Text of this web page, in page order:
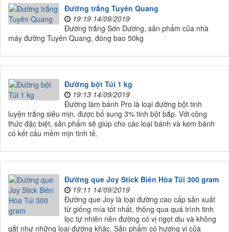
Đường trắng Tuyên Quang
19:19 14/09/2019
Đường trắng Sơn Dương, sản phẩm của nhà
máy đường Tuyên Quang, đóng bao 50kg
Đường bột Túi 1 kg
19:13 14/09/2019
Đường làm bánh Pro là loại đường bột tinh
luyện trắng siêu mịn, được bổ sung 3% tinh bột bắp. Với công
thức đặc biệt, sản phẩm sẽ giúp cho các loại bánh và kem bánh
có kết cấu mềm mịn tinh tế.
Đường que Joy Stick Biên Hòa Túi 300 gram
19:11 14/09/2019
Đường que Joy là loại đường cao cấp sản xuất
từ giống mía tốt nhất, thông qua quá trình tinh
lọc tự nhiên nên đường có vị ngọt dịu và không
gắt như những loại đường khác. Sản phẩm có hương vị của